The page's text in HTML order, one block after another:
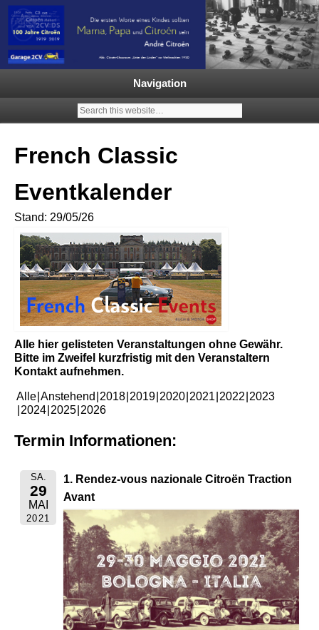
Ein neuer Citroën 2CV | ECO
2000 |1.200 Enten mehr in
Deutschland | French Classic
Events |
Garage 2CV – Automobile Klassiker
Navigation
French Classic
Eventkalender
Stand: 29/05/26
Alle hier gelisteten Veranstaltungen ohne Gewähr.
Bitte im Zweifel kurzfristig mit den Veranstaltern
Kontakt aufnehmen.
Alle Anstehend 2018 2019 2020 2021 2022 2023
2024 2025 2026
Termin Informationen:
SA.
29
MAI
2021
1. Rendez-vous nazionale Citroën Traction
Avant